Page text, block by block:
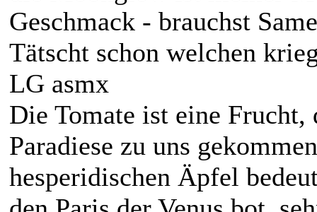
Geschmack - brauchst
Tätscht schon welchen
LG asmx
Die Tomate ist eine
Paradiese zu uns
hesperidischen Äpfel